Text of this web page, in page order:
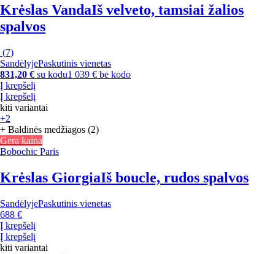
Krėslas VandaIš velveto, tamsiai žalios
spalvos
(7)
SandėlyjePaskutinis vienetas
831,20 € su kodu1 039 € be kodo
Į krepšelį
Į krepšelį
kiti variantai
+2
+ Baldinės medžiagos (2)
Gera kaina
Bobochic Paris
Krėslas GiorgiaIš boucle, rudos spalvos
SandėlyjePaskutinis vienetas
688 €
Į krepšelį
Į krepšelį
kiti variantai